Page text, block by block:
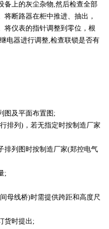
备上的灰尘杂物,然后检查全部
断路器在柜中推进、抽出，
将仪表的指针调整到零位，根
电器进行调整,检查联锁是否有
图及平面布置图;
排列)，若无指定时按制造厂家
排列图时按制造厂家(郑控电气
;
母线桥)时需提供跨距和高度尺
货时提出;